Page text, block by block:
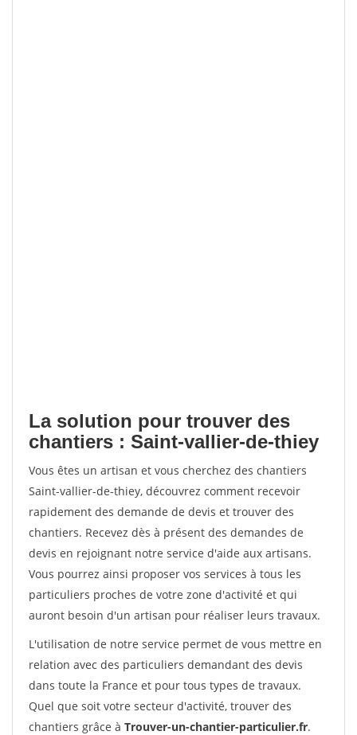
La solution pour trouver des
chantiers : Saint-vallier-de-thiey
Vous êtes un artisan et vous cherchez des chantiers
Saint-vallier-de-thiey, découvrez comment recevoir
rapidement des demande de devis et trouver des
chantiers. Recevez dès à présent des demandes de
devis en rejoignant notre service d'aide aux artisans.
Vous pourrez ainsi proposer vos services à tous les
particuliers proches de votre zone d'activité et qui
auront besoin d'un artisan pour réaliser leurs travaux.
L'utilisation de notre service permet de vous mettre en
relation avec des particuliers demandant des devis
dans toute la France et pour tous types de travaux.
Quel que soit votre secteur d'activité, trouver des
chantiers grâce à Trouver-un-chantier-particulier.fr.